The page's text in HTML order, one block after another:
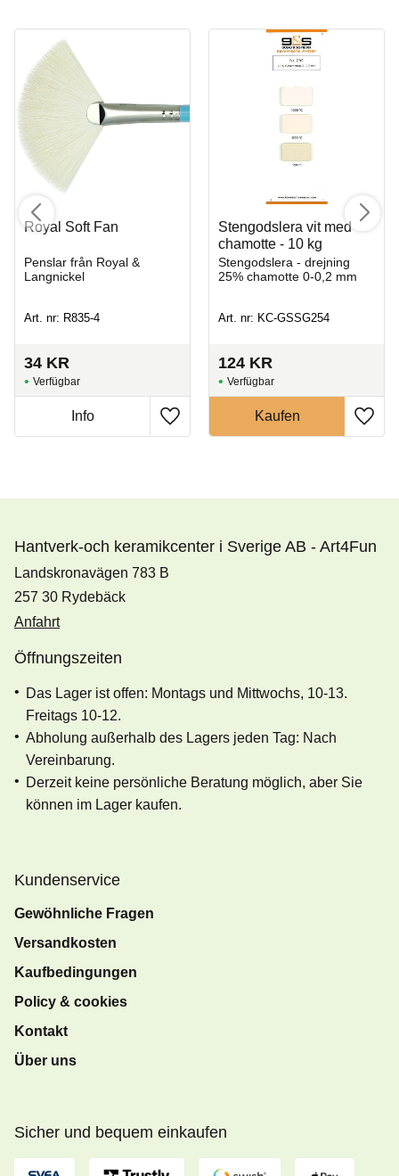
Royal Soft Fan
Penslar från Royal &
Langnickel
Art. nr: R835-4
34 KR
Stengodslera vit med
chamotte - 10 kg
Stengodslera - drejning
25% chamotte 0-0,2 mm
Art. nr: KC-GSSG254
124 KR
Hantverk-och keramikcenter i Sverige AB - Art4Fun
Landskronavägen 783 B
257 30 Rydebäck
Anfahrt
Öffnungszeiten
Das Lager ist offen: Montags und Mittwochs, 10-13.
Freitags 10-12.
Abholung außerhalb des Lagers jeden Tag: Nach
Vereinbarung.
Derzeit keine persönliche Beratung möglich, aber Sie
können im Lager kaufen.
Kundenservice
Gewöhnliche Fragen
Versandkosten
Kaufbedingungen
Policy & cookies
Kontakt
Über uns
Sicher und bequem einkaufen